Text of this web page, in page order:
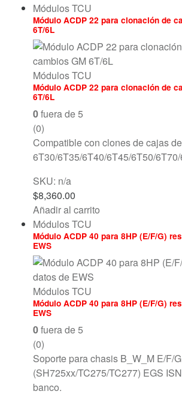
Módulos TCU
Módulo ACDP 22 para clonación de
6T/6L
Módulos TCU
Módulo ACDP 22 para clonación de
6T/6L
0fuera de 5
(0)
Compatible con clones de cajas
6T30/6T35/6T40/6T45/6T50/
SKU: n/a
$8,360.00
Añadir al carrito
Módulos TCU
Módulo ACDP 40 para 8HP (E/F/G)
EWS
Módulos TCU
Módulo ACDP 40 para 8HP (E/F/G)
EWS
0fuera de 5
(0)
Soporte para chasis B_W_M E/F/
(SH725xx/TC275/TC277) EGS
banco.